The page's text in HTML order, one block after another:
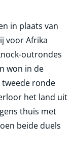
in plaats van
voor Afrika
outrondes
won in de
tweede ronde
het land uit
thuis met
beide duels